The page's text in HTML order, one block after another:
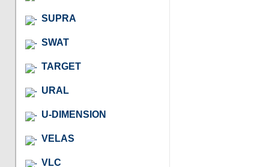
SUPRA
SWAT
TARGET
URAL
U-DIMENSION
VELAS
VLC